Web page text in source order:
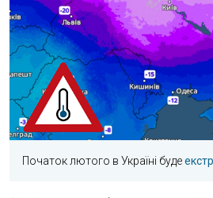
Початок лютого в Україні буде